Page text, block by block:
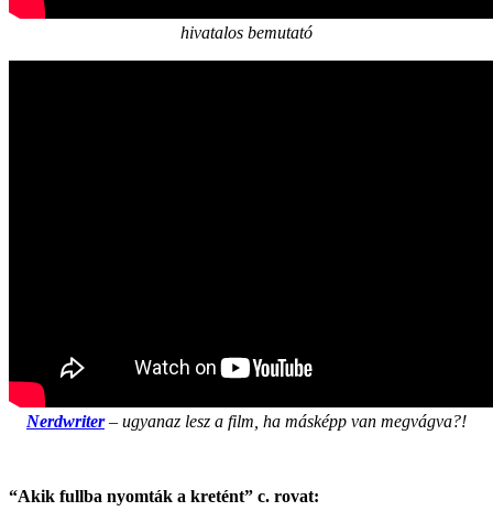
hivatalos bemutató
Nerdwriter– ugyanaz lesz a film, ha másképp van megvágva?!
“Akik fullba nyomták a kretént” c. rovat: